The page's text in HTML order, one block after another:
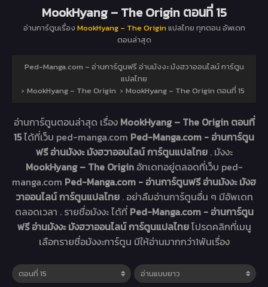
MookHyang – The Origin ตอนที่ 15
อ่านการ์ตูนเรื่อง MookHyang – The Originแปลไทย ทุกตอน อัพเดท
ตอนล่าสุด
Ped-Manga.com – อ่านการ์ตูนฟรี อ่านมังงะ มังฮวาออนไลน์ การ์ตูน
แปลไทย
› MookHyang – The Origin › MookHyang – The Origin ตอนที่ 15
อ่านการ์ตูนตอนล่าสุด เรื่อง MookHyang – The Origin ตอนที่
15ได้ที่เว็บ ped-manga.com Ped-Manga.com - อ่านการ์ตูน
ฟรี อ่านมังงะ มังฮวาออนไลน์ การ์ตูนแปลไทย . มังงะ
MookHyang – The Origin อัทเดทอยู่ตลอดที่เว็บ ped-
manga.com Ped-Manga.com - อ่านการ์ตูนฟรี อ่านมังงะ มังฮ
วาออนไลน์ การ์ตูนแปลไทย . อย่าลืมอ่านการ์ตูนอื่น ๆ มีอัพเดท
ตลอดเวลา . รายชื่อมังงะ ได้ที่ Ped-Manga.com - อ่านการ์ตูน
ฟรี อ่านมังงะ มังฮวาออนไลน์ การ์ตูนแปลไทยโปรดคลิกที่เมนู
เลือกรายชื่อมังงะการ์ตูน มีให้อ่านมากกว่า1พันเรื่อง